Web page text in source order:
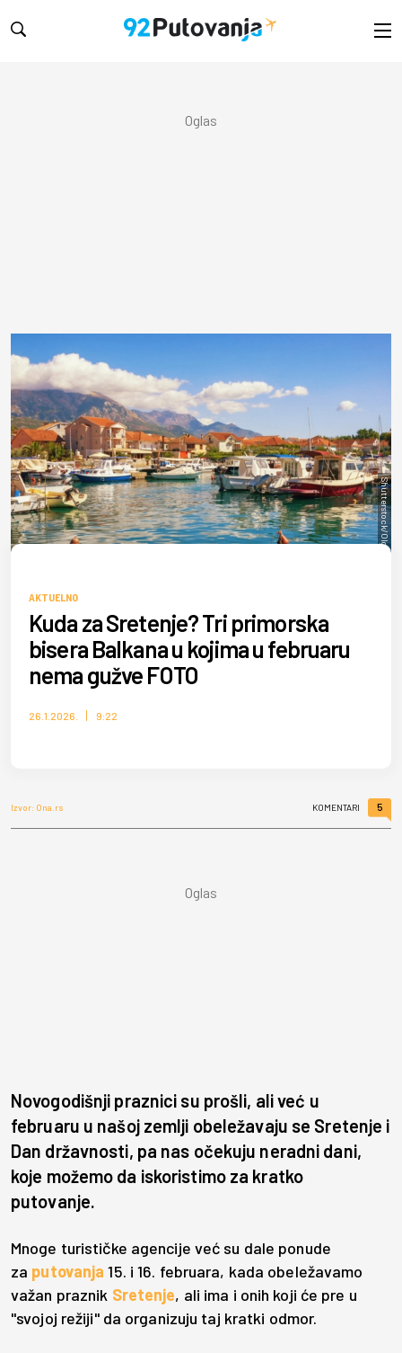
Shutterstock/Olga Ilinich
AKTUELNO
Kuda za Sretenje? Tri primorska
bisera Balkana u kojima u februaru
nema gužve FOTO
26.1.2026. 9:22
Izvor: Ona.rs KOMENTARI 5
Novogodišnji praznici su prošli, ali već u
februaru u našoj zemlji obeležavaju se Sretenje i
Dan državnosti, pa nas očekuju neradni dani,
koje možemo da iskoristimo za kratko
putovanje.
Mnoge turističke agencije već su dale ponude
za putovanja 15. i 16. februara, kada obeležavamo
važan praznik Sretenje, ali ima i onih koji će pre u
"svojoj režiji" da organizuju taj kratki odmor.